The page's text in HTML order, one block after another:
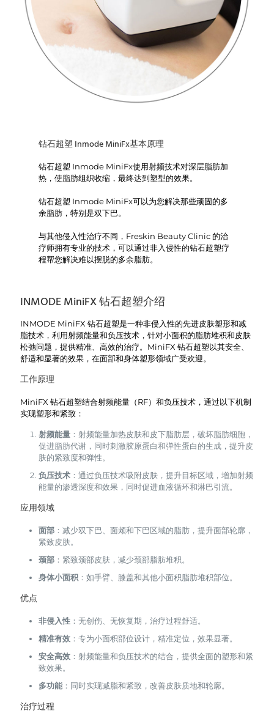
钻石超塑 Inmode MiniFx基本原理
钻石超塑 Inmode MiniFx使用射频技术对深层脂肪加
热，使脂肪组织收缩，最终达到塑型的效果。
钻石超塑 Inmode MiniFx可以为您解决那些顽固的多
余脂肪，特别是双下巴。
与其他侵入性治疗不同，Freskin Beauty Clinic 的治
疗师拥有专业的技术，可以通过非入侵性的钻石超塑疗
程帮您解决难以摆脱的多余脂肪。
INMODE MiniFX 钻石超塑介绍
INMODE MiniFX 钻石超塑是一种非侵入性的先进皮肤塑形和减
脂技术，利用射频能量和负压技术，针对小面积的脂肪堆积和皮肤
松弛问题，提供精准、高效的治疗。MiniFX 钻石超塑以其安全、
舒适和显著的效果，在面部和身体塑形领域广受欢迎。
工作原理
MiniFX 钻石超塑结合射频能量（RF）和负压技术，通过以下机制
实现塑形和紧致：
射频能量 ：射频能量加热皮肤和皮下脂肪层，破坏脂肪细胞，
促进脂肪代谢，同时刺激胶原蛋白和弹性蛋白的生成，提升皮
肤的紧致度和弹性。
负压技术 ：通过负压技术吸附皮肤，提升目标区域，增加射频
能量的渗透深度和效果，同时促进血液循环和淋巴引流。
应用领域
面部 ：减少双下巴、面颊和下巴区域的脂肪，提升面部轮廓，
紧致皮肤。
颈部 ：紧致颈部皮肤，减少颈部脂肪堆积。
身体小面积 ：如手臂、膝盖和其他小面积脂肪堆积部位。
优点
非侵入性 ：无创伤、无恢复期，治疗过程舒适。
精准有效 ：专为小面积部位设计，精准定位，效果显著。
安全高效 ：射频能量和负压技术的结合，提供全面的塑形和紧
致效果。
多功能 ：同时实现减脂和紧致，改善皮肤质地和轮廓。
治疗过程